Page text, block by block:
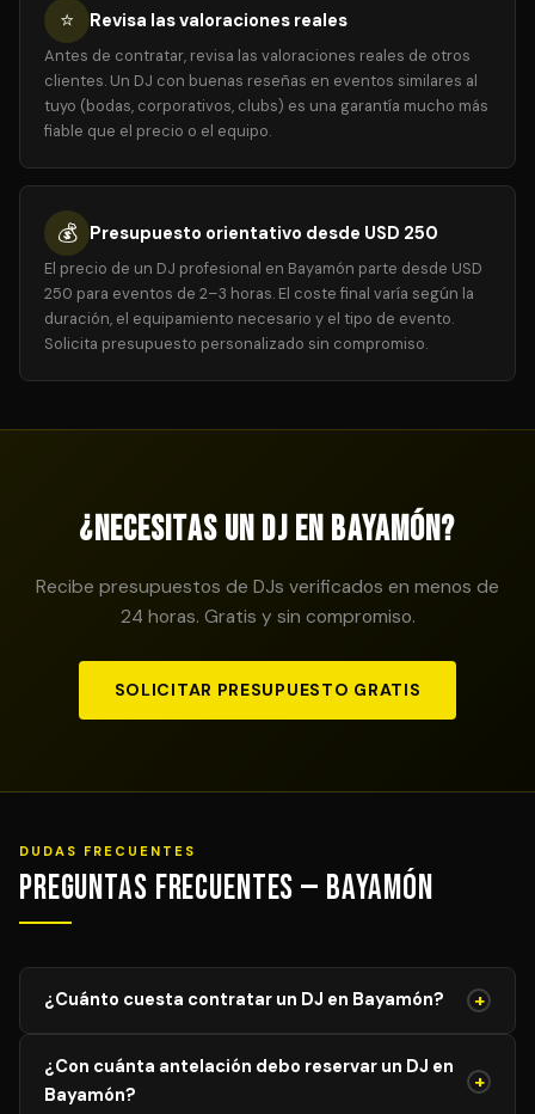
⭐ Revisa las valoraciones reales
Antes de contratar, revisa las valoraciones reales de otros
clientes. Un DJ con buenas reseñas en eventos similares al
tuyo (bodas, corporativos, clubs) es una garantía mucho más
fiable que el precio o el equipo.
💰 Presupuesto orientativo desde USD 250
El precio de un DJ profesional en Bayamón parte desde USD
250 para eventos de 2–3 horas. El coste final varía según la
duración, el equipamiento necesario y el tipo de evento.
Solicita presupuesto personalizado sin compromiso.
¿Necesitas un DJ en Bayamón?
Recibe presupuestos de DJs verificados en menos de
24 horas. Gratis y sin compromiso.
SOLICITAR PRESUPUESTO GRATIS
DUDAS FRECUENTES
Preguntas Frecuentes — Bayamón
¿Cuánto cuesta contratar un DJ en Bayamón? +
el tipo de evento, duración y equipamiento requerido.
Los servicios comienzan desde USD 250 USD para
¿Con cuánta antelación debo reservar un DJ en
Bayamón?
+